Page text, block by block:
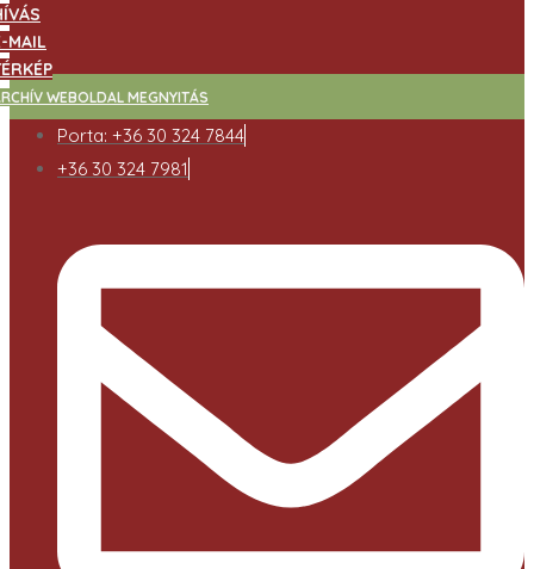
MAIL
WEBOLDAL MEGNYITÁS
Porta: +36 30 324 7844
+36 30 324 7981